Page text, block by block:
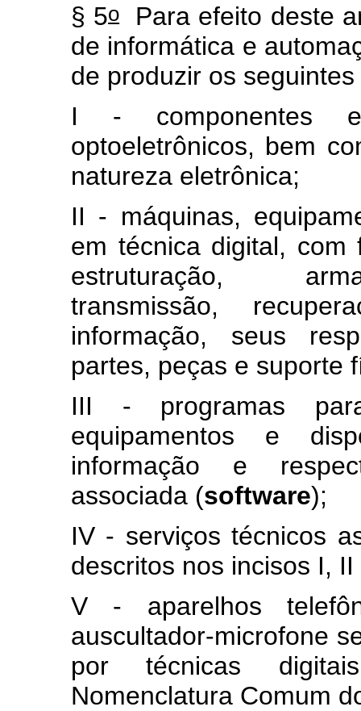
§ 5oPara efeito deste
de informática e
de produzir os
I - componentes
optoeletrônicos, bem
natureza eletrônica;
II - máquinas,
em técnica digital, com
estruturação,
transmissão,
informação, seus
partes, peças e suporte
III - programas para
equipamentos e
informação e
associada (software);
IV - serviços técnicos
descritos nos incisos I, II
V - aparelhos
auscultador-microfone
por técnicas
Nomenclatura Comum